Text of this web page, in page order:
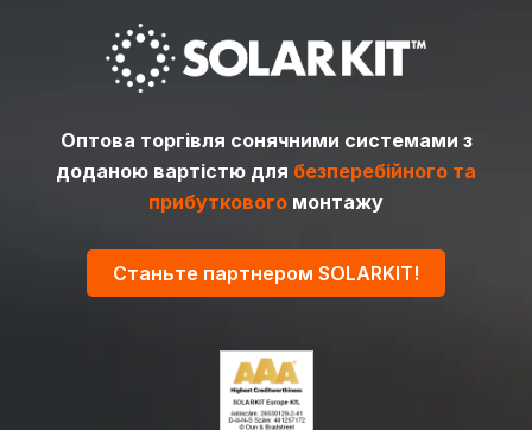
Оптова торгівля сонячними системами з
доданою вартістю для безперебійного та
прибуткового монтажу
Станьте партнером SOLARKIT!